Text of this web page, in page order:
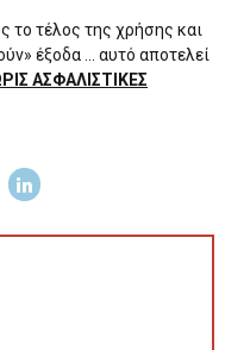
το τέλος της χρήσης και
έξοδα … αυτό αποτελεί
ΑΣΦΑΛΙΣΤΙΚΕΣ